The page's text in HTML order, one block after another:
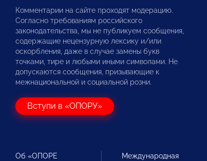
Комментарии на сайте проходят модерацию.
Согласно требованиям российского
законодательства, мы не публикуем сообщения,
содержащие нецензурную лексику и/или
оскорбления, даже в случае замены букв
точками, тире и любыми иными символами. Не
допускаются сообщения, призывающие к
межнациональной и социальной розни.
Вступи в «ОПОРУ»
Об «ОПОРЕ
Международная